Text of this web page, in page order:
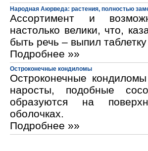
Народная Аюрведа: растения, полностью
Ассортимент и
настолько велики, что,
быть речь – выпил
Подробнее »»
Остроконечные кондиломы
Остроконечные
наросты, подобные
образуются на
оболочках.
Подробнее »»